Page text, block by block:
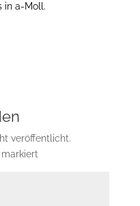
in a-Moll.
veröffentlicht.
markiert